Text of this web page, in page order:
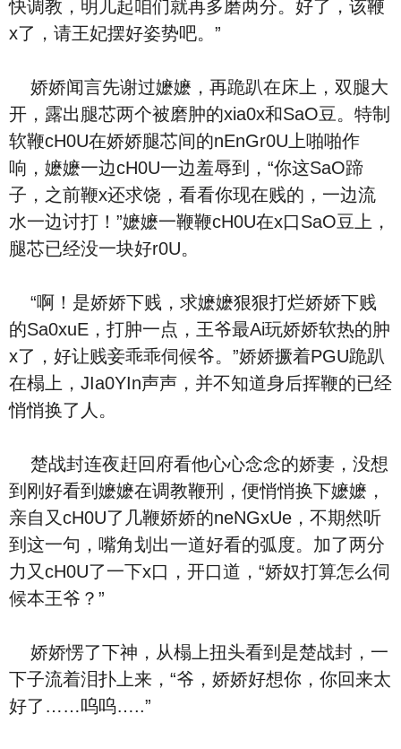
快调教，明儿起咱们就再多磨两分。好了，该鞭
x了，请王妃摆好姿势吧。”
娇娇闻言先谢过嬷嬷，再跪趴在床上，双腿大
开，露出腿芯两个被磨肿的xia0x和SaO豆。特制
软鞭cH0U在娇娇腿芯间的nEnGr0U上啪啪作
响，嬷嬷一边cH0U一边羞辱到，“你这SaO蹄
子，之前鞭x还求饶，看看你现在贱的，一边流
水一边讨打！”嬷嬷一鞭鞭cH0U在x口SaO豆上，
腿芯已经没一块好r0U。
“啊！是娇娇下贱，求嬷嬷狠狠打烂娇娇下贱
的Sa0xuE，打肿一点，王爷最Ai玩娇娇软热的肿
x了，好让贱妾乖乖伺候爷。”娇娇撅着PGU跪趴
在榻上，JIa0YIn声声，并不知道身后挥鞭的已经
悄悄换了人。
楚战封连夜赶回府看他心心念念的娇妻，没想
到刚好看到嬷嬷在调教鞭刑，便悄悄换下嬷嬷，
亲自又cH0U了几鞭娇娇的neNGxUe，不期然听
到这一句，嘴角划出一道好看的弧度。加了两分
力又cH0U了一下x口，开口道，“娇奴打算怎么伺
候本王爷？”
娇娇愣了下神，从榻上扭头看到是楚战封，一
下子流着泪扑上来，“爷，娇娇好想你，你回来太
好了……呜呜…..”